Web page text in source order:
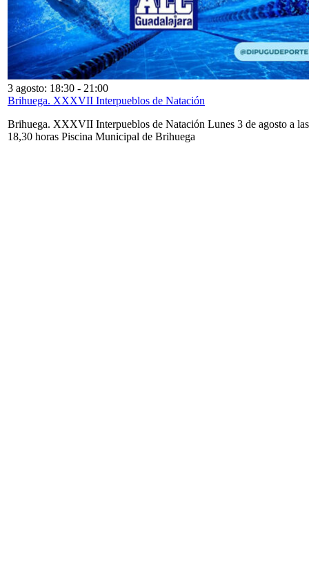
3 agosto: 18:30 - 21:00
Brihuega. XXXVII Interpueblos de Natación
Brihuega. XXXVII Interpueblos de Natación Lunes 3 de agosto a las
18,30 horas Piscina Municipal de Brihuega